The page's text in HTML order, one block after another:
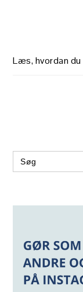
Læs, hvordan
Search
for: